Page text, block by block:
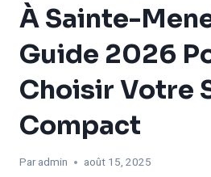
À Sainte-
Guide 2026
Choisir Votre
Compact
Par admin août 15, 2025